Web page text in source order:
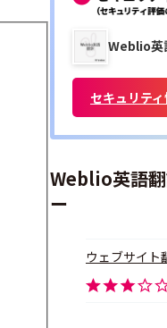
Weblio英
セキュリテ
Weblio英語
ー
ウェブサイト